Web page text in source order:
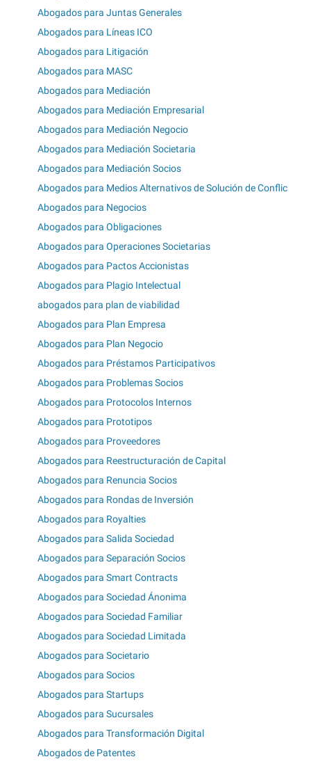
Abogados para Juntas Generales
Abogados para Líneas ICO
Abogados para Litigación
Abogados para MASC
Abogados para Mediación
Abogados para Mediación Empresarial
Abogados para Mediación Negocio
Abogados para Mediación Societaria
Abogados para Mediación Socios
Abogados para Medios Alternativos de Solución de Conflic
Abogados para Negocios
Abogados para Obligaciones
Abogados para Operaciones Societarias
Abogados para Pactos Accionistas
Abogados para Plagio Intelectual
abogados para plan de viabilidad
Abogados para Plan Empresa
Abogados para Plan Negocio
Abogados para Préstamos Participativos
Abogados para Problemas Socios
Abogados para Protocolos Internos
Abogados para Prototipos
Abogados para Proveedores
Abogados para Reestructuración de Capital
Abogados para Renuncia Socios
Abogados para Rondas de Inversión
Abogados para Royalties
Abogados para Salida Sociedad
Abogados para Separación Socios
Abogados para Smart Contracts
Abogados para Sociedad Ánonima
Abogados para Sociedad Familiar
Abogados para Sociedad Limitada
Abogados para Societario
Abogados para Socios
Abogados para Startups
Abogados para Sucursales
Abogados para Transformación Digital
Abogados de Patentes